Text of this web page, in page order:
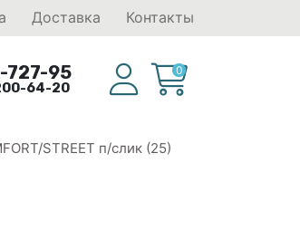
Доставка Контакты
727-95
64-20
0
STREET п/слик (25)